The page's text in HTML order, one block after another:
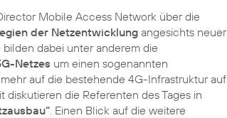
Mobile Access Network über die
der Netzentwicklung angesichts neuer
dabei unter anderem die
Netzes um einen sogenannten
auf die bestehende 4G-Infrastruktur auf
die Referenten des Tages in
. Einen Blick auf die weitere